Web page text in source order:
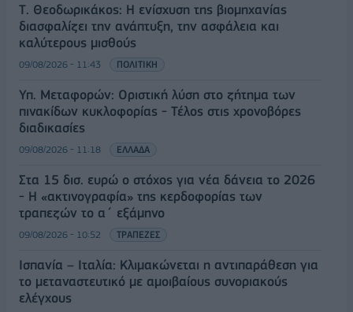
Τ. Θεοδωρικάκος: Η ενίσχυση της βιομηχανίας
διασφαλίζει την ανάπτυξη, την ασφάλεια και
καλύτερους μισθούς
09/08/2026 - 11:43 ΠΟΛΙΤΙΚΗ
Υπ. Μεταφορών: Οριστική λύση στο ζήτημα των
πινακίδων κυκλοφορίας - Τέλος στις χρονοβόρες
διαδικασίες
09/08/2026 - 11:18 ΕΛΛΑΔΑ
Στα 15 δισ. ευρώ ο στόχος για νέα δάνεια το 2026
- Η «ακτινογραφία» της κερδοφορίας των
τραπεζών το α΄ εξάμηνο
09/08/2026 - 10:52 ΤΡΑΠΕΖΕΣ
Ισπανία – Ιταλία: Κλιμακώνεται η αντιπαράθεση για
το μεταναστευτικό με αμοιβαίους συνοριακούς
ελέγχους